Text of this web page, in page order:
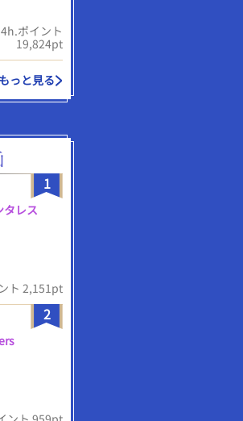
ポイント
19,824pt
っと見る
1
タレス
ト 2,151pt
2